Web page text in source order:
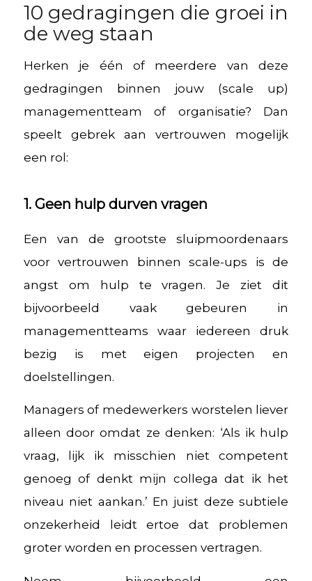
10 gedragingen die groei in
de weg staan
Herken je één of meerdere van deze
gedragingen binnen jouw (scale up)
managementteam of organisatie? Dan
speelt gebrek aan vertrouwen mogelijk
een rol:
1. Geen hulp durven vragen
Een van de grootste sluipmoordenaars
voor vertrouwen binnen scale-ups is de
angst om hulp te vragen. Je ziet dit
bijvoorbeeld vaak gebeuren in
managementteams waar iedereen druk
bezig is met eigen projecten en
doelstellingen.
Managers of medewerkers worstelen liever
alleen door omdat ze denken: ‘Als ik hulp
vraag, lijk ik misschien niet competent
genoeg of denkt mijn collega dat ik het
niveau niet aankan.’ En juist deze subtiele
onzekerheid leidt ertoe dat problemen
groter worden en processen vertragen.